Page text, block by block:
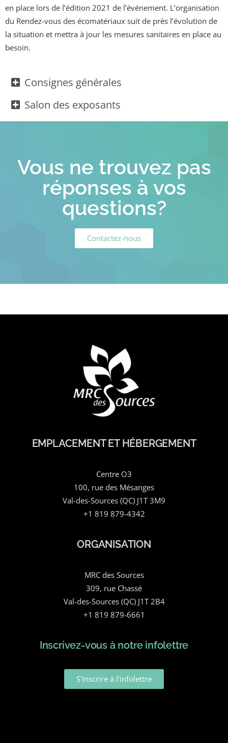
en place lors de l’édition 2021 de l’événement. L’organisation
du Rendez-vous des écomatériaux suit de près l’évolution de
la situation et mettra à jour les mesures sanitaires en place au
besoin.
Consignes générales
Salon des exposants
Vous ne trouvez pas
réponses à vos
questions?
Contactez-nous
EMPLACEMENT ET HÉBERGEMENT
Centre O3
100, rue des Mésanges
Val-des-Sources (QC) J1T 3M9
+1 819 879-4342
ORGANISATION
MRC des Sources
309, rue Chassé
Val-des-Sources (QC) J1T 2B4
+1 819 879-6661
Inscrivez-vous à notre infolettre
S'inscrire à l'infolettre